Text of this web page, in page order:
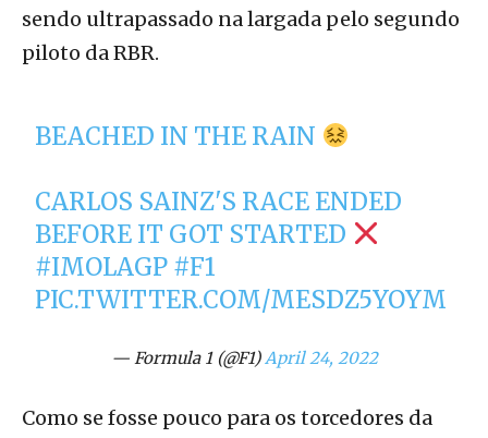
sendo ultrapassado na largada pelo segundo
piloto da RBR.
BEACHED IN THE RAIN
CARLOS SAINZ'S RACE ENDED
BEFORE IT GOT STARTED
#IMOLAGP #F1
PIC.TWITTER.COM/MESDZ5YOYM
— Formula 1 (@F1)April 24, 2022
Como se fosse pouco para os torcedores da